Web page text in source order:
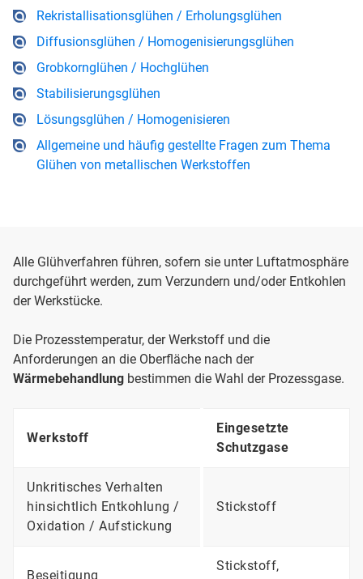
Rekristallisationsglühen / Erholungsglühen
Diffusionsglühen / Homogenisierungsglühen
Grobkornglühen / Hochglühen
Stabilisierungsglühen
Lösungsglühen / Homogenisieren
Allgemeine und häufig gestellte Fragen zum Thema
Glühen von metallischen Werkstoffen
Alle Glühverfahren führen, sofern sie unter Luftatmosphäre
durchgeführt werden, zum Verzundern und/oder Entkohlen
der Werkstücke.
Die Prozesstemperatur, der Werkstoff und die
Anforderungen an die Oberfläche nach der
Wärmebehandlung bestimmen die Wahl der Prozessgase.
Werkstoff
Eingesetzte
Schutzgase
Unkritisches Verhalten
hinsichtlich Entkohlung /
Oxidation / Aufstickung
Stickstoff
Beseitigung
Stickstoff,